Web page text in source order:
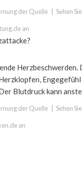
der Quelle Sehen
an
Herzbeschwerden.
Blutdruck kann
der Quelle Sehen
an